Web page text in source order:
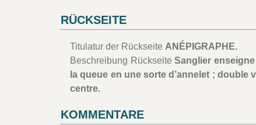
RÜCKSEITE
Titulatur der Rückseite ANÉPIGRAPHE.
Beschreibung RückseiteSanglier
la queue en une sorte d’annelet ;
centre.
KOMMENTARE